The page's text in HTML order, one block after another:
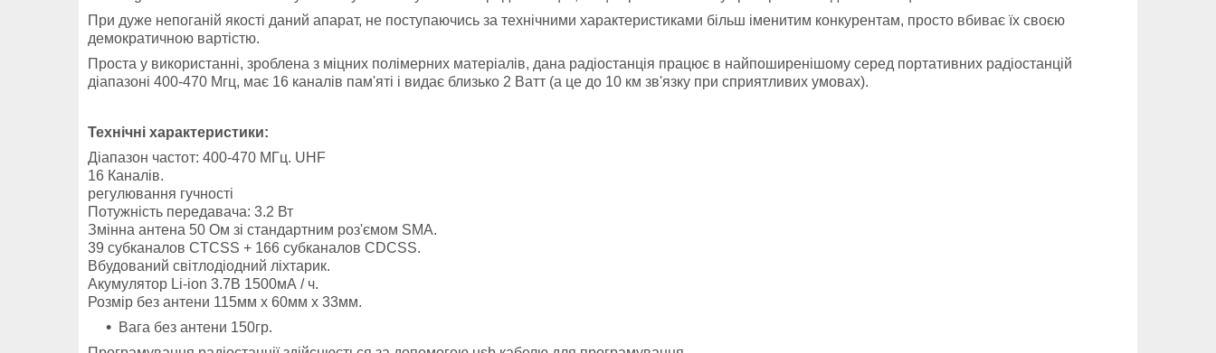
При дуже непоганій якості даний апарат, не поступаючись за технічними характеристиками більш іменитим конкурентам, просто вбиває їх своєю
демократичною вартістю.
Проста у використанні, зроблена з міцних полімерних матеріалів, дана радіостанція працює в найпоширенішому серед портативних радіостанцій
діапазоні 400-470 Мгц, має 16 каналів пам'яті і видає близько 2 Ватт (а це до 10 км зв'язку при сприятливих умовах).
Технічні характеристики:
Діапазон частот: 400-470 МГц. UHF
16 Каналів.
регулювання гучності
Потужність передавача: 3.2 Вт
Змінна антена 50 Ом зі стандартним роз'ємом SMA.
39 субканалов CTCSS + 166 субканалов CDCSS.
Вбудований світлодіодний ліхтарик.
Акумулятор Li-ion 3.7В 1500мА / ч.
Розмір без антени 115мм х 60мм х 33мм.
Вага без антени 150гр.